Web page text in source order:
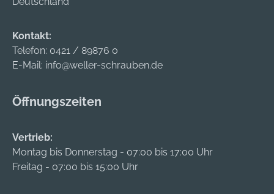
Kontakt:
Telefon: 0421 / 89876 0
E-Mail: info@weller-schrauben.de
Öffnungszeiten
Vertrieb:
Montag bis Donnerstag - 07:00 bis 17:00 Uhr
Freitag - 07:00 bis 15:00 Uhr